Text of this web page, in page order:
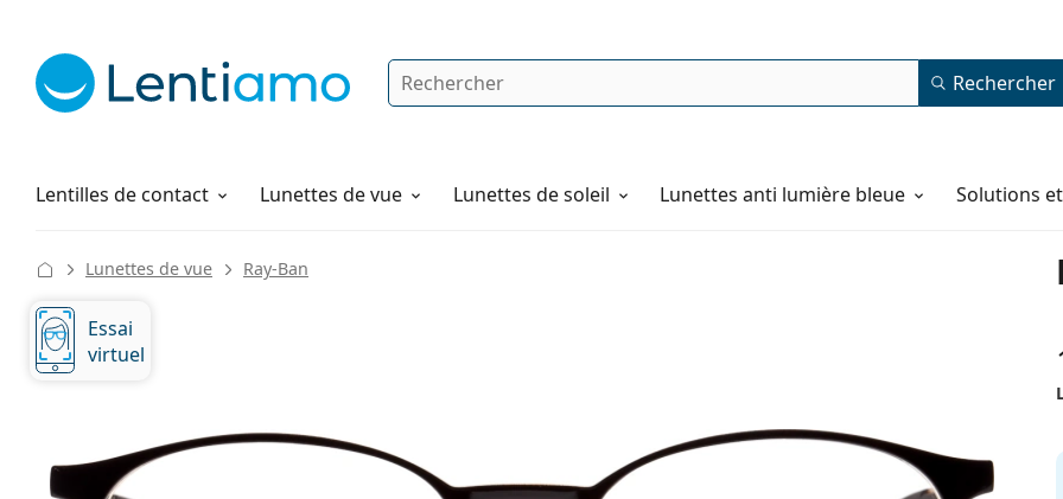
Rechercher Rechercher
Lentilles de contact
Solutions Lunettes de vue Lunettes de soleil Lunettes anti lumière bleue Solutions
Comment commander
Lunettes de vue Ray-Ban
Essai
virtuel